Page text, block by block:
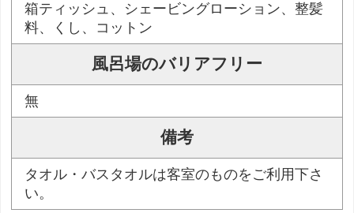
箱ティッシュ、シェービングローション、整髪
料、くし、コットン
風呂場のバリアフリー
無
備考
タオル・バスタオルは客室のものをご利用下さ
い。